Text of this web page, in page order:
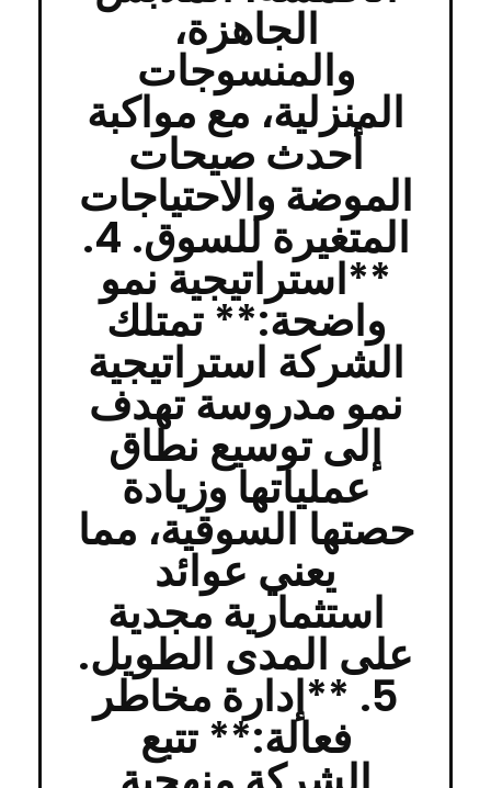
الجاهزة،
والمنسوجات
المنزلية، مع مواكبة
أحدث صيحات
الموضة والاحتياجات
المتغيرة للسوق. 4.
**استراتيجية نمو
واضحة:** تمتلك
الشركة استراتيجية
نمو مدروسة تهدف
إلى توسيع نطاق
عملياتها وزيادة
حصتها السوقية، مما
يعني عوائد
استثمارية مجدية
على المدى الطويل.
5. **إدارة مخاطر
فعالة:** تتبع